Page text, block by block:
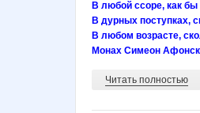
В любой ссоре, как
В дурных поступках,
В любом возрасте,
Монах Симеон
Читать полностью